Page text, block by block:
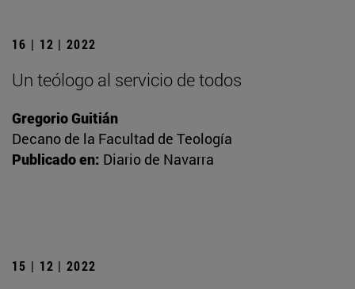
16 | 12 | 2022
Un teólogo al servicio de todos
Gregorio Guitián
Decano de la Facultad de Teología
Publicado en: Diario de Navarra
15 | 12 | 2022